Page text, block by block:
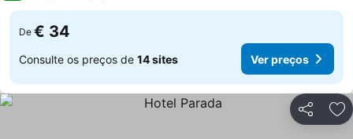
De € 34
Consulte os preços de 14 sites Ver preços
Partilhar